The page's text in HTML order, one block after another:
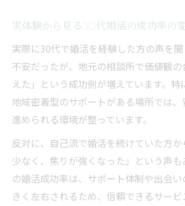
実体験から見る30代婚活の成功率の
実際に30代で婚活を経験した方の声を
不安だったが、地元の相談所で価値観
えた」という成功例が増えています。特
地域密着型のサポートがある場所では
進められる環境が整っています。
反対に、自己流で婚活を続けていた方
少なく、焦りが強くなった」という声も
の婚活成功率は、サポート体制や出会
きく左右されるため、信頼できるサー